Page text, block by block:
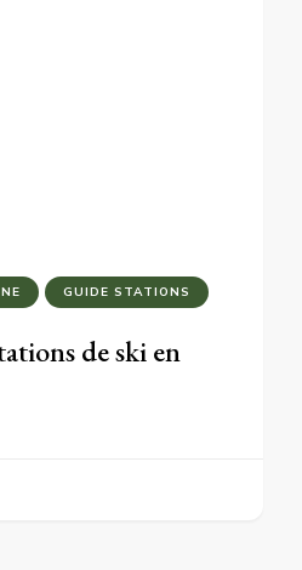
GUIDE STATIONS
de ski en